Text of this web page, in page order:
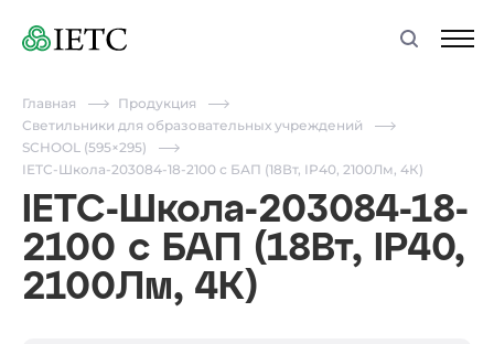
Главная
Продукция
Светильники для образовательных учреждений
SCHOOL (595×295)
IETC-Школа-203084-18-2100 с БАП (18Вт, IP40, 2100Лм, 4К)
IETC-Школа-203084-18-
2100 с БАП (18Вт, IP40,
2100Лм, 4К)